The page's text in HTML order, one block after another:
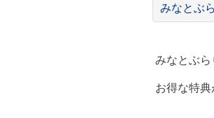
みなとぶ
みなとぶ
お得な特典